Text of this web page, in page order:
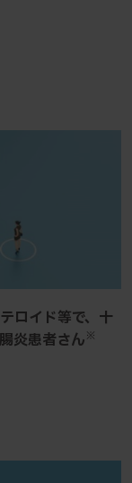
ロイド等で、十
炎患者さん※